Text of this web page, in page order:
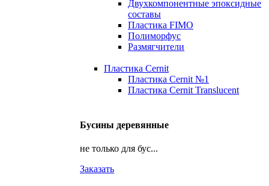
Двухкомпонентные эпоксидные
составы
Пластика FIMO
Полиморфус
Размягчители
Пластика Cernit
Пластика Cernit №1
Пластика Cernit Translucent
Бусины деревянные
не только для бус...
Заказать